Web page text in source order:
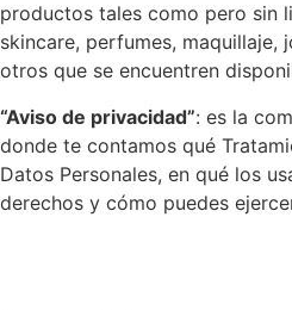
productos tales como pero sin
skincare, perfumes, maquillaje,
otros que se encuentren
“Aviso de privacidad”: es la
donde te contamos qué
Datos Personales, en qué los
derechos y cómo puedes